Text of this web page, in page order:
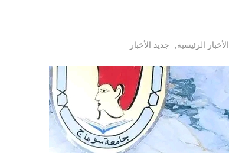
الأخبار الرئيسية جديد الأخبار